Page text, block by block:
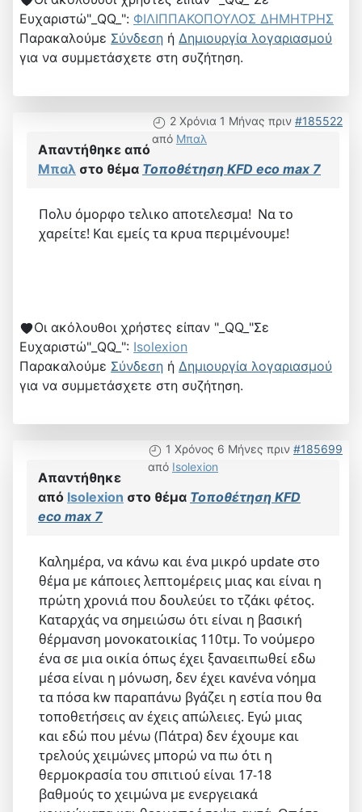
Ευχαριστώ"_QQ_": ΦΙΛΙΠΠΑΚΟΠΟΥΛΟΣ ΔΗΜΗΤΡΗΣ
Παρακαλούμε Σύνδεση ή Δημιουργία λογαριασμού
για να συμμετάσχετε στη συζήτηση.
2 Χρόνια 1 Μήνας πριν #185522
από Μπαλ
Απαντήθηκε από
Μπαλ στο θέμα Τοποθέτηση KFD eco max 7
Πολυ όμορφο τελικο αποτελεσμα! Να το
χαρείτε! Και εμείς τα κρυα περιμένουμε!
Οι ακόλουθοι χρήστες είπαν "_QQ_"Σε
Ευχαριστώ"_QQ_": Isolexion
Παρακαλούμε Σύνδεση ή Δημιουργία λογαριασμού
για να συμμετάσχετε στη συζήτηση.
1 Χρόνος 6 Μήνες πριν #185699
από Isolexion
Απαντήθηκε
από Isolexion στο θέμα Τοποθέτηση KFD
eco max 7
Καλημέρα, να κάνω και ένα μικρό update στο
θέμα με κάποιες λεπτομέρεις μιας και είναι η
πρώτη χρονιά που δουλεύει το τζάκι φέτος.
Καταρχάς να σημειώσω ότι είναι η βασική
θέρμανση μονοκατοικίας 110τμ. Το νούμερο
ένα σε μια οικία όπως έχει ξαναειπωθεί εδω
μέσα είναι η μόνωση, δεν έχει κανένα νόημα
τα πόσα kw παραπάνω βγάζει η εστία που θα
τοποθετήσεις αν έχεις απώλειες. Εγώ μιας
και εδώ που μένω (Πάτρα) δεν έχουμε και
τρελούς χειμώνες μπορώ να πω ότι η
θερμοκρασία του σπιτιού είναι 17-18
βαθμούς το χειμώνα με ενεργειακά